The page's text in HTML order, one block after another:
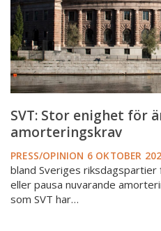
SVT: Stor enighet för
amorteringskrav
PRESS/OPINION 6 OKTOBER
bland Sveriges
eller pausa nuvarande
som SVT har…